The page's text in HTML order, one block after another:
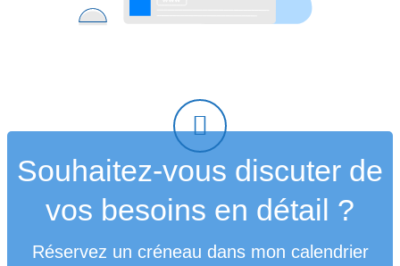
Souhaitez-vous discuter de
vos besoins en détail ?
Réservez un créneau dans mon calendrier